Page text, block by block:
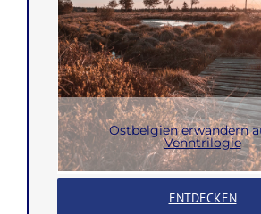
Ostbelgien erwandern
Venntrilogie
ENTDECKEN